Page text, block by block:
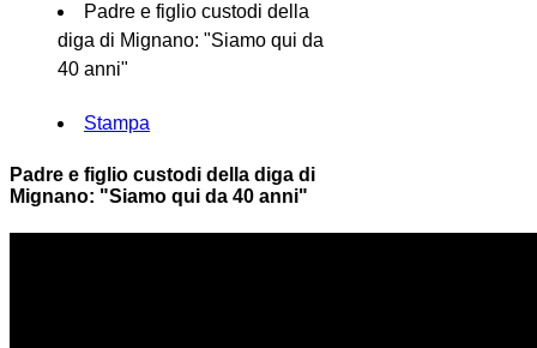
Padre e figlio custodi della
diga di Mignano: "Siamo qui da
40 anni"
Stampa
Padre e figlio custodi della diga di
Mignano: "Siamo qui da 40 anni"